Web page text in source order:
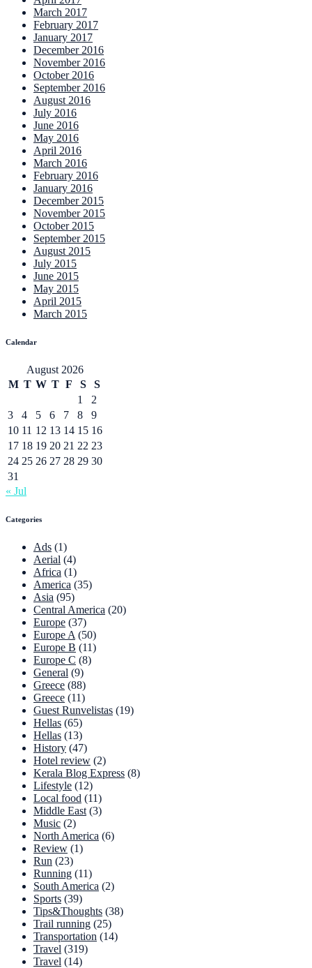
March 2017
February 2017
January 2017
December 2016
November 2016
October 2016
September 2016
August 2016
July 2016
June 2016
May 2016
April 2016
March 2016
February 2016
January 2016
December 2015
November 2015
October 2015
September 2015
August 2015
July 2015
June 2015
May 2015
April 2015
March 2015
Calendar
August 2026
M T W T F S
S
1
2
3
4 5 6 7 8
9
10 11 12 13 14 15 16
17 18 19 20 21 22 23
24 25 26 27 28 29 30
31
« Jul
Categories
Ads (1)
Aerial (4)
Africa (1)
America (35)
Asia (95)
Central America (20)
Europe (37)
Europe A (50)
Europe B (11)
Europe C (8)
General (9)
Greece (88)
Greece (11)
Guest Runvelistas (19)
Hellas (65)
Hellas (13)
History (47)
Hotel review (2)
Kerala Blog Express (8)
Lifestyle (12)
Local food (11)
Middle East (3)
Music (2)
North America (6)
Review (1)
Run (23)
Running (11)
South America (2)
Sports (39)
Tips&Thoughts (38)
Trail running (25)
Transportation (14)
Travel (319)
Travel (14)